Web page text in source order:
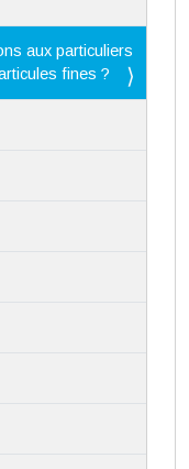
aux particuliers
fines ?